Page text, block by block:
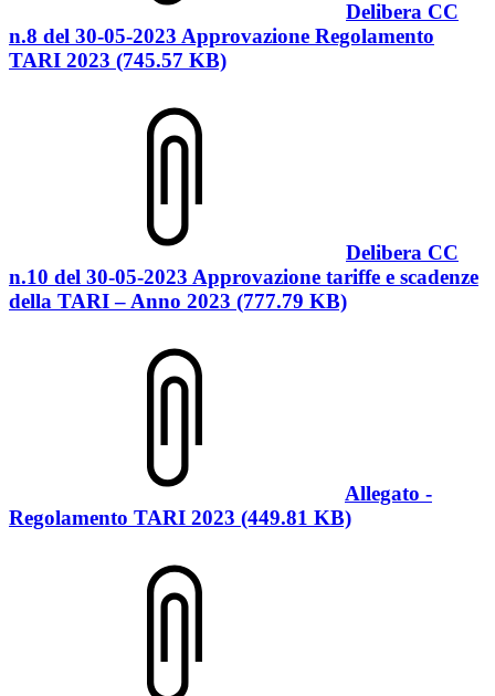
Delibera CC
n.8 del 30-05-2023 Approvazione Regolamento
TARI 2023 (745.57 KB)
Delibera CC
n.10 del 30-05-2023 Approvazione tariffe e scadenze
della TARI – Anno 2023 (777.79 KB)
Allegato -
Regolamento TARI 2023 (449.81 KB)